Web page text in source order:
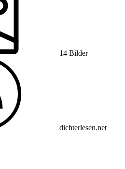
14 Bilder
dichterlesen.net